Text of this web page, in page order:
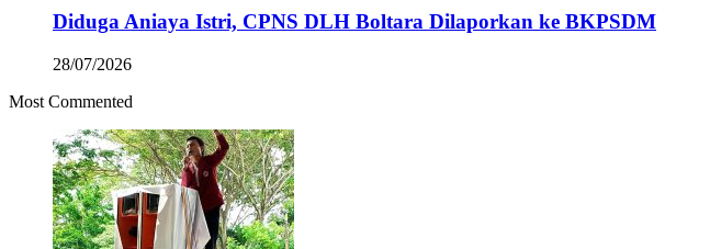
Diduga Aniaya Istri, CPNS DLH Boltara Dilaporkan ke BKPSDM
28/07/2026
Most Commented